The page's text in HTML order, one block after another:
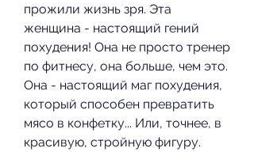
прожили жизнь зря. Эта
женщина - настоящий гений
похудения! Она не просто тренер
по фитнесу, она больше, чем это.
Она - настоящий маг похудения,
который способен превратить
мясо в конфетку... Или, точнее, в
красивую, стройную фигуру.